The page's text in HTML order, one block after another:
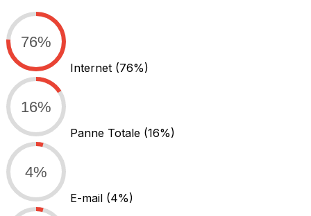
76%
Internet (76%)
16%
Panne Totale (16%)
4%
E-mail (4%)